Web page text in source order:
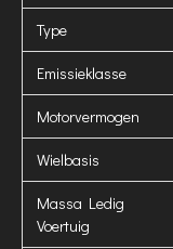
Type
Emissieklasse
Motorvermogen
Wielbasis
Massa Ledig
Voertuig